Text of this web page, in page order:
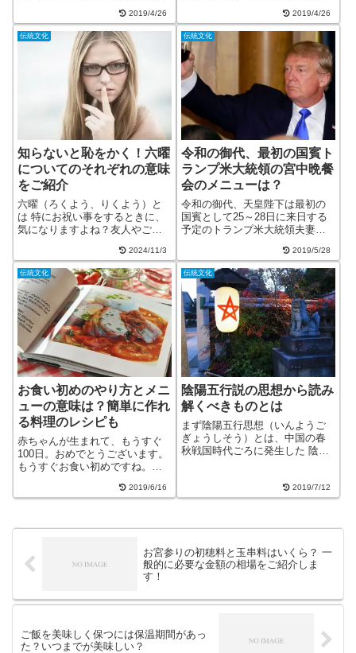
の悲しみ』『純真な愛情』『悲
哀』『慈悲』です。とても野性
的でその見た目も美しく、水辺
を好むので湿地や川のほとりな
どで育ちます。お...
2019/4/26
はなく我が国の文書から採られ
たことでも画期的です。令和の
出典文書（万葉集）と出典文章
につき調べてみました。令和の
意味は？政府の説明...
2019/4/26
伝統文化
知らないと恥をかく！六曜
についてのそれぞれの意味
をご紹介
六曜（ろくよう、りくよう）と
は 特にお祝い事をするときに、
気になりますよね？友人やご近
きに、「今日は大安だから…」
などとカレンダーを見ることも
少なくないでしょう。なんとな
くお祝い事は、仏滅は避けて大
安に…と考えて...
2024/11/3
伝統文化
令和の御代、最初の国賓ト
ランプ米大統領の宮中晩餐
会のメニューは？
令和の御代、天皇陛下は最初の
国賓として25～28日に来日する
予定のトランプ米大統領夫妻を
開かれ歓迎の宴が催されること
となりますね。前回のオバマ大
統領の時は、夫人を同伴しない
など失礼な振る舞いがありまし
たが、今回は...
2019/5/28
伝統文化
お食い初めのやり方とメニ
ューの意味は？簡単に作れ
る料理のレシピも
赤ちゃんが生まれて、もうすぐ
100日。おめでとうございます。
もうすぐお食い初めですね。お
やかな成長」「一生食べ物に困
べさせるマネをする儀式です。
2019/6/16
伝統文化
陰陽五行説の思想から読み
解くべきものとは
まず陰陽五行思想（いんようご
ぎょうしそう）とは、中国の春
秋戦国時代ごろに発生した 陰陽
国では、自然界のあらゆるもの
を陰と陽に分けました。たとえ
陽で偶数が陰、...
2019/7/12
お宮参りの初穂料と玉串料はいくら？ 一
般的に必要な金額の相場をご紹介しま
す！
ご飯を美味しく保つには保温期間があっ
た？いつまでが美味しい？